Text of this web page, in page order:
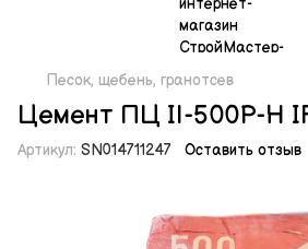
Песок, щебень, гранотсев
Цемент ПЦ IІ-500Р-Н
Артикул: SN014711247 Оставить отзыв